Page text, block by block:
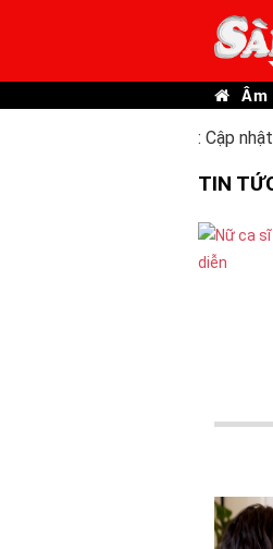
Âm
: Cập
TIN